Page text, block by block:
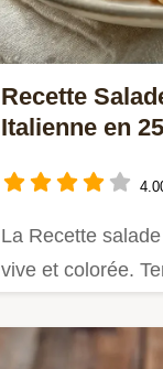
Recette
Italienne en
La Recette
vive et colorée.